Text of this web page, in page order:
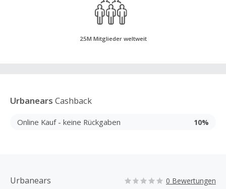
25M Mitglieder weltweit
Urbanears Cashback
Online Kauf - keine Rückgaben 10%
Urbanears 0 Bewertungen